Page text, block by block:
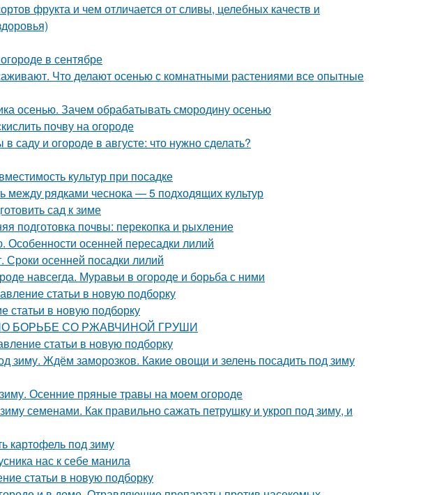
фрукта и чем отличается от сливы, целебных качеств и
в сентябре
Что делают осенью с комнатными растениями все опытные
осенью. Зачем обрабатывать смородину осенью
почву на огороде
саду и огороде в августе: что нужно сделать?
культур при посадке
между рядками чеснока — 5 подходящих культур
сад к зиме
подготовка почвы: перекопка и рыхление
Особенности осенней пересадки лилий
Сроки осенней посадки лилий
навсегда. Муравьи в огороде и борьба с ними
статьи в новую подборку
статьи в новую подборку
ПО БОРЬБЕ СО РЖАВЧИНОЙ ГРУШИ
статьи в новую подборку
зиму. Ждём заморозков. Какие овощи и зелень посадить под зиму
Осенние пряные травы на моем огороде
семенами. Как правильно сажать петрушку и укроп под зиму, и
картофель под зиму
нас к себе манила
статьи в новую подборку